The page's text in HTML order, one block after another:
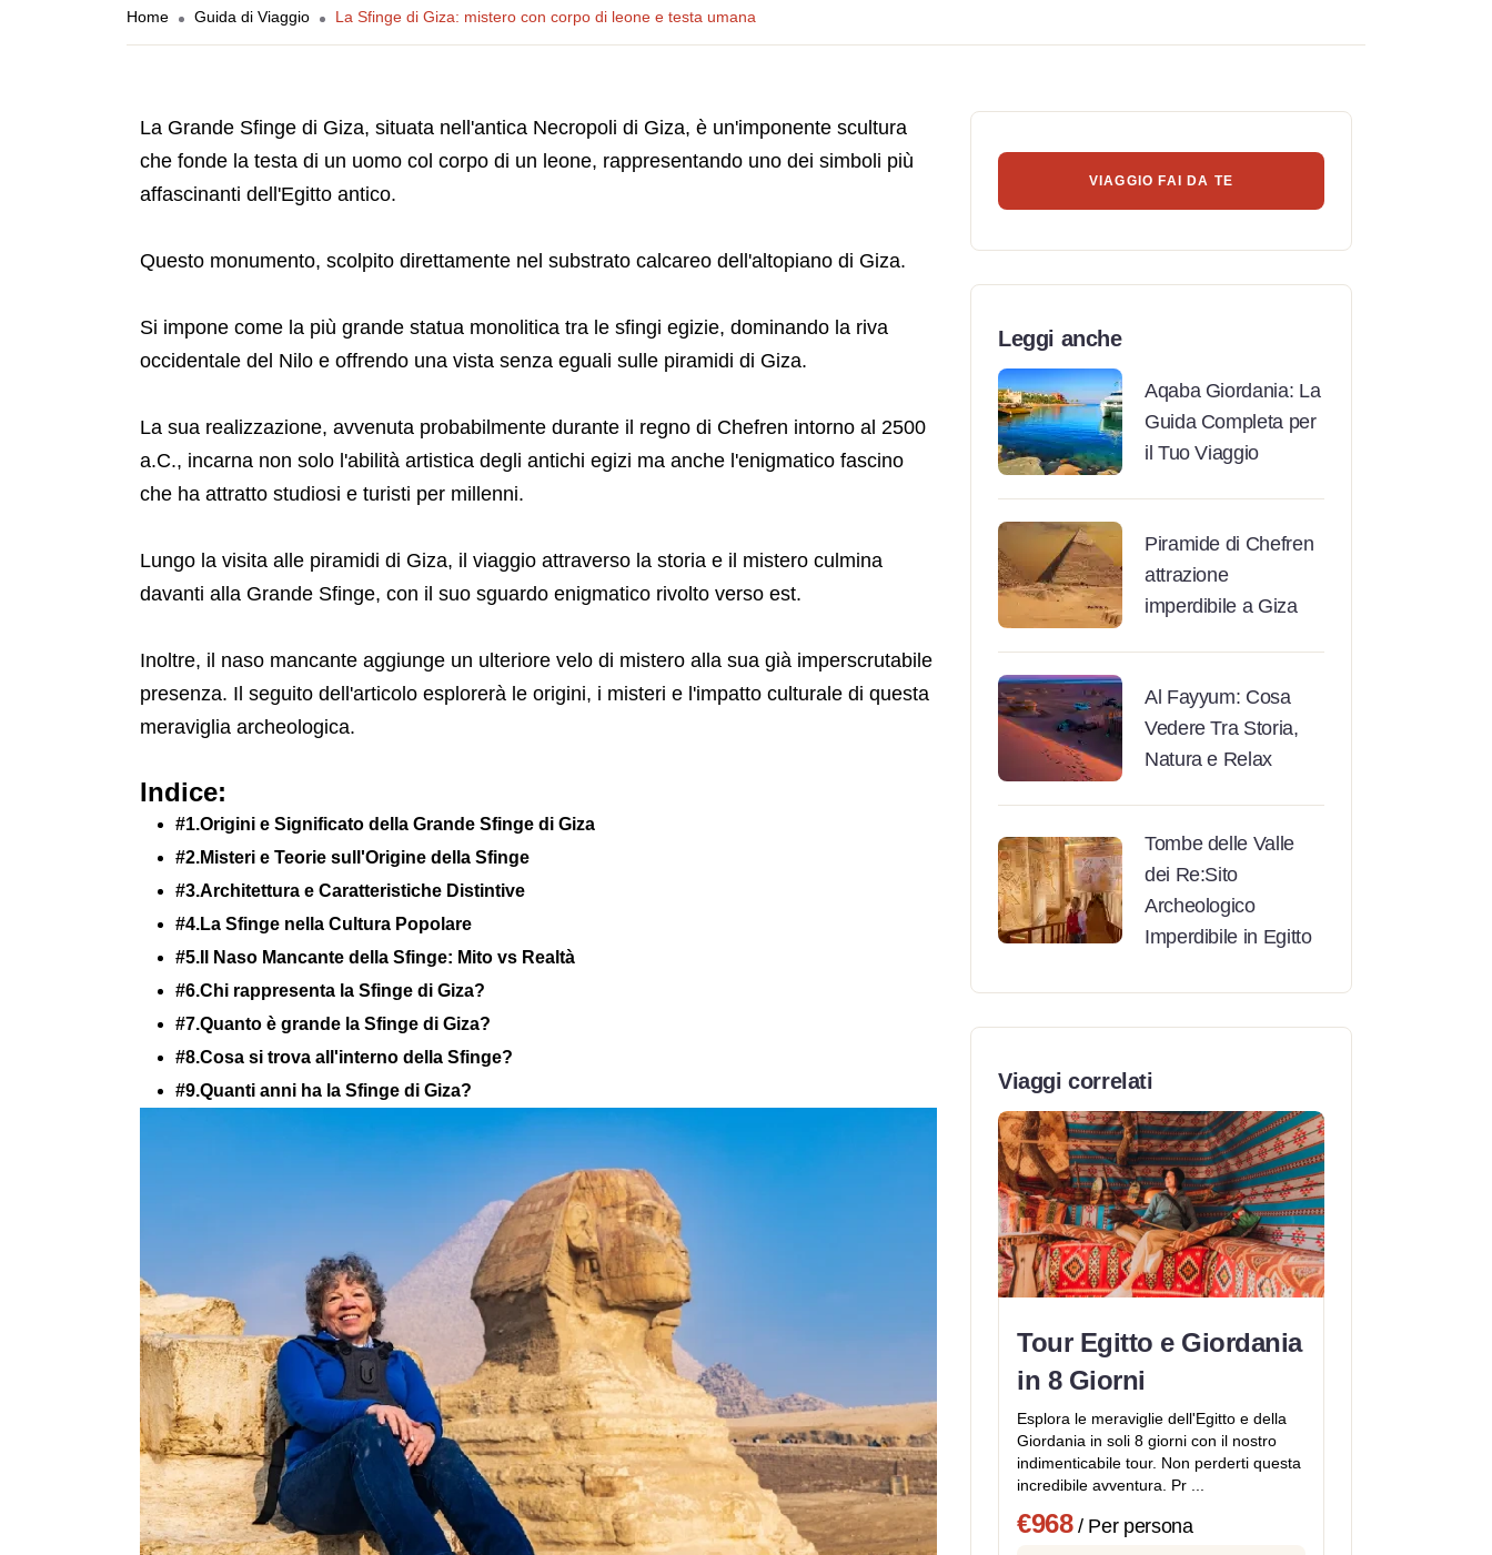
Home Guida di Viaggio La Sfinge di Giza: mistero con corpo di leone e testa umana
La Grande Sfinge di Giza, situata nell'antica Necropoli di Giza, è un'imponente scultura
che fonde la testa di un uomo col corpo di un leone, rappresentando uno dei simboli più
affascinanti dell'Egitto antico.
Questo monumento, scolpito direttamente nel substrato calcareo dell'altopiano di Giza.
Si impone come la più grande statua monolitica tra le sfingi egizie, dominando la riva
occidentale del Nilo e offrendo una vista senza eguali sulle piramidi di Giza.
La sua realizzazione, avvenuta probabilmente durante il regno di Chefren intorno al 2500
a.C., incarna non solo l'abilità artistica degli antichi egizi ma anche l'enigmatico fascino
che ha attratto studiosi e turisti per millenni.
Lungo la visita alle piramidi di Giza, il viaggio attraverso la storia e il mistero culmina
davanti alla Grande Sfinge, con il suo sguardo enigmatico rivolto verso est.
Inoltre, il naso mancante aggiunge un ulteriore velo di mistero alla sua già imperscrutabile
presenza. Il seguito dell'articolo esplorerà le origini, i misteri e l'impatto culturale di questa
meraviglia archeologica.
Indice:
#1.Origini e Significato della Grande Sfinge di Giza
#2.Misteri e Teorie sull'Origine della Sfinge
#3.Architettura e Caratteristiche Distintive
#4.La Sfinge nella Cultura Popolare
#5.Il Naso Mancante della Sfinge: Mito vs Realtà
#6.Chi rappresenta la Sfinge di Giza?
#7.Quanto è grande la Sfinge di Giza?
#8.Cosa si trova all'interno della Sfinge?
#9.Quanti anni ha la Sfinge di Giza?
VIAGGIO FAI DA TE
Leggi anche
Aqaba Giordania: La
Guida Completa per
il Tuo Viaggio
Piramide di Chefren
attrazione
imperdibile a Giza
Al Fayyum: Cosa
Vedere Tra Storia,
Natura e Relax
Tombe delle Valle
dei Re:Sito
Archeologico
Imperdibile in Egitto
Viaggi correlati
Tour Egitto e Giordania
in 8 Giorni
Esplora le meraviglie dell'Egitto e della
Giordania in soli 8 giorni con il nostro
indimenticabile tour. Non perderti questa
incredibile avventura. Pr ...
€968/ Per persona